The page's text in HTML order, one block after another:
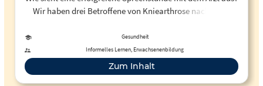
Wir haben drei Betroffene von Kniearthrose nach ihren
Gesundheitswissen stellt an dieser Stelle Videos bereit.
Gesundheit
Informelles Lernen, Erwachsenenbildung
Zum Inhalt